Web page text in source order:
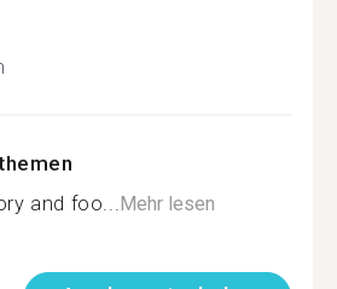
and foo...Mehr lesen